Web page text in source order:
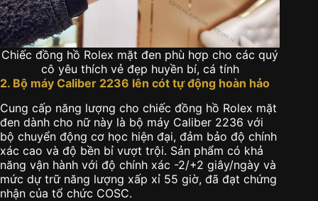
Chiếc đồng hồ Rolex mặt đen phù hợp cho các quý
cô yêu thích vẻ đẹp huyền bí, cá tính
2. Bộ máy Caliber 2236 lên cót tự động hoàn hảo
Cung cấp năng lượng cho chiếc đồng hồ Rolex mặt
đen dành cho nữ này là bộ máy Caliber 2236 với
bộ chuyển động cơ học hiện đại, đảm bảo độ chính
xác cao và độ bền bỉ vượt trội. Sản phẩm có khả
năng vận hành với độ chính xác -2/+2 giây/ngày và
mức dự trữ năng lượng xấp xỉ 55 giờ, đã đạt chứng
nhận của tổ chức COSC.